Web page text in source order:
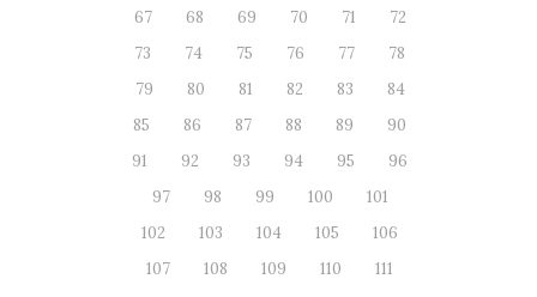
67
68 69 70 71
72
73
74 75 76 77
78
79
80 81 82 83
84
85
86 87 88 89
90
91
92 93 94 95
96
97
98 99 100
101
102
103 104 105
106
107
108 109 110
111